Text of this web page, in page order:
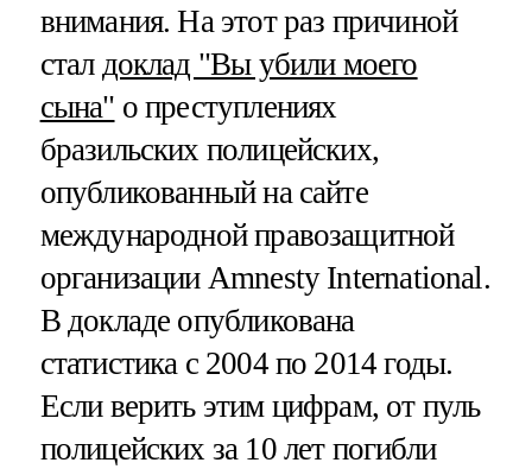
внимания. На этот раз причиной
стал доклад "Вы убили моего
сына" о преступлениях
бразильских полицейских,
опубликованный на сайте
международной правозащитной
организации Amnesty International.
В докладе опубликована
статистика с 2004 по 2014 годы.
Если верить этим цифрам, от пуль
полицейских за 10 лет погибли